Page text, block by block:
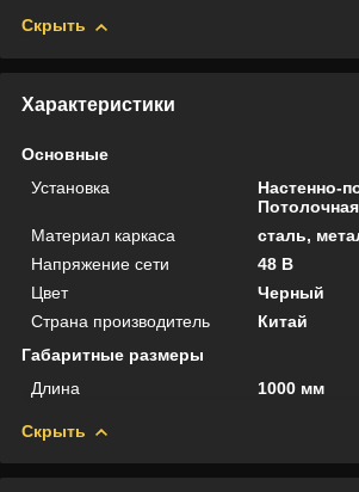
Скрыть
Характеристики
Основные
Установка
Настенно-
Потолочная
Материал каркаса
сталь,
Напряжение сети
48 В
Цвет
Черный
Страна производитель
Китай
Габаритные размеры
Длина
1000 мм
Скрыть